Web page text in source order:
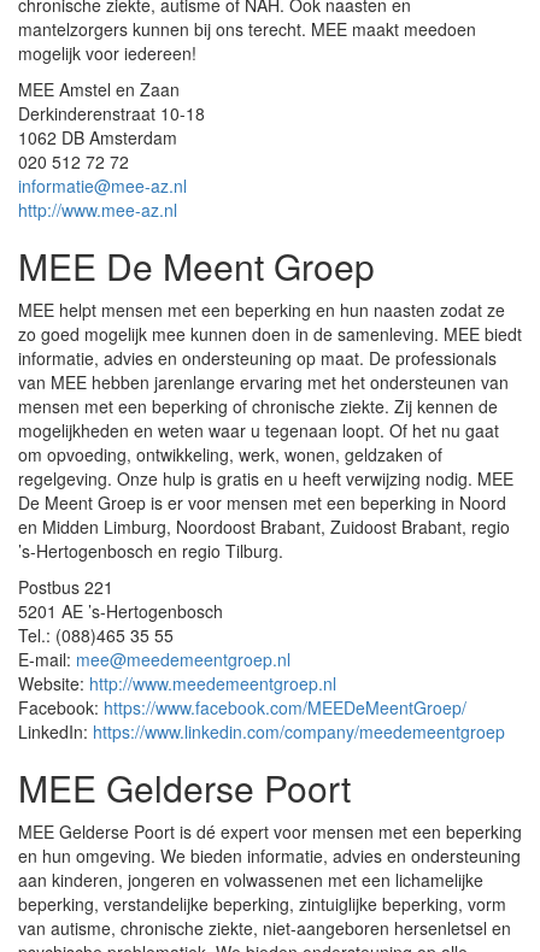
chronische ziekte, autisme of NAH. Ook naasten en
mantelzorgers kunnen bij ons terecht. MEE maakt meedoen
mogelijk voor iedereen!
MEE Amstel en Zaan
Derkinderenstraat 10-18
1062 DB Amsterdam
020 512 72 72
informatie@mee-az.nl
http://www.mee-az.nl
MEE De Meent Groep
MEE helpt mensen met een beperking en hun naasten zodat ze
zo goed mogelijk mee kunnen doen in de samenleving. MEE biedt
informatie, advies en ondersteuning op maat. De professionals
van MEE hebben jarenlange ervaring met het ondersteunen van
mensen met een beperking of chronische ziekte. Zij kennen de
mogelijkheden en weten waar u tegenaan loopt. Of het nu gaat
om opvoeding, ontwikkeling, werk, wonen, geldzaken of
regelgeving. Onze hulp is gratis en u heeft verwijzing nodig. MEE
De Meent Groep is er voor mensen met een beperking in Noord
en Midden Limburg, Noordoost Brabant, Zuidoost Brabant, regio
’s-Hertogenbosch en regio Tilburg.
Postbus 221
5201 AE ’s-Hertogenbosch
Tel.: (088)465 35 55
E-mail: mee@meedemeentgroep.nl
Website: http://www.meedemeentgroep.nl
Facebook: https://www.facebook.com/MEEDeMeentGroep/
LinkedIn: https://www.linkedin.com/company/meedemeentgroep
MEE Gelderse Poort
MEE Gelderse Poort is dé expert voor mensen met een beperking
en hun omgeving. We bieden informatie, advies en ondersteuning
aan kinderen, jongeren en volwassenen met een lichamelijke
beperking, verstandelijke beperking, zintuiglijke beperking, vorm
van autisme, chronische ziekte, niet-aangeboren hersenletsel en